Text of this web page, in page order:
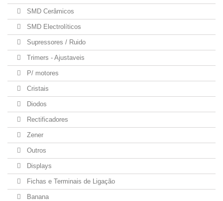
SMD Cerâmicos
SMD Electrolíticos
Supressores / Ruido
Trimers - Ajustaveis
P/ motores
Cristais
Diodos
Rectificadores
Zener
Outros
Displays
Fichas e Terminais de Ligação
Banana